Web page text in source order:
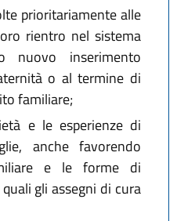
prioritariamente alle
rientro nel sistema
inserimento
o al termine di
familiare;
e le esperienze di
anche favorendo
e le forme di
gli assegni di cura